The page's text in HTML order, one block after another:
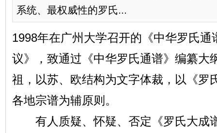
系统、最权威性的罗氏...
1998年在广州大学召开的《中华罗氏通
议》，致通过《中华罗氏通谱》编纂大
祖，以苏、欧结构为文字体裁，以《罗
各地宗谱为辅原则。
有人质疑、怀疑、否定《罗氏大成